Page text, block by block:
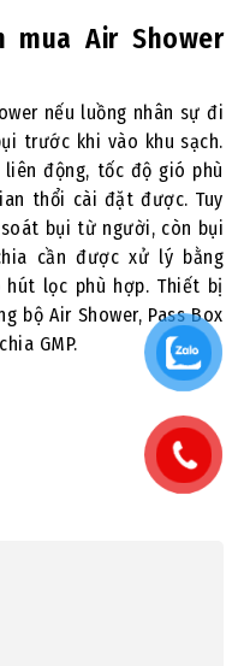
mua Air Shower
nếu luồng nhân sự đi
trước khi vào khu sạch.
liên động, tốc độ gió phù
thổi cài đặt được. Tuy
bụi từ người, còn bụi
cần được xử lý bằng
hút lọc phù hợp. Thiết bị
bộ Air Shower, Pass Box
GMP.